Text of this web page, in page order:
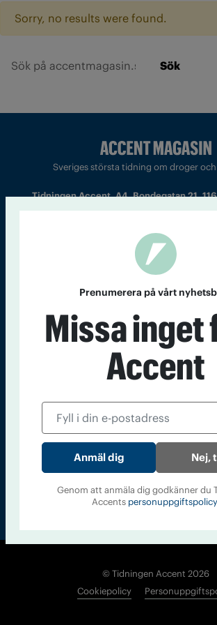
Sorry, no results were found.
Sök
Sveriges största tidning om droger
Tidningen Accent, A4, Bondegatan 21,
Chefredaktör och ansvarig utgivare: Barbro
barbro@a4.se.
Kontakt Om Tidningen Tidningsarkiv
Läs tidigare
Accent
© Tidningen Accent 2026
Cookiepolicy
Prenumerera på vårt
Missa inget
Accent
Nej,
Genom att anmäla dig godkänner du
Accents